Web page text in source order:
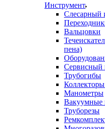
Инструмент
Слесарный
Вальцовки
пена)
Сервисный
Трубогибы
Манометры
Вакуумные
Труборезы